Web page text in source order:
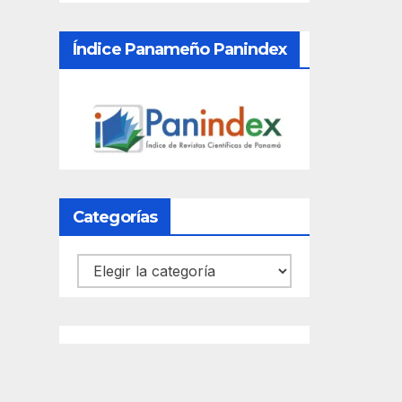
Índice Panameño Panindex
Categorías
Categorías